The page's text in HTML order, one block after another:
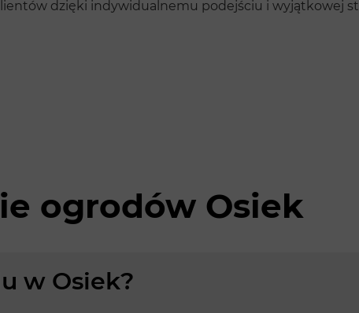
dzięki indywidualnemu podejściu i wyjątkowej
ogrodów Osiek
w Osiek?